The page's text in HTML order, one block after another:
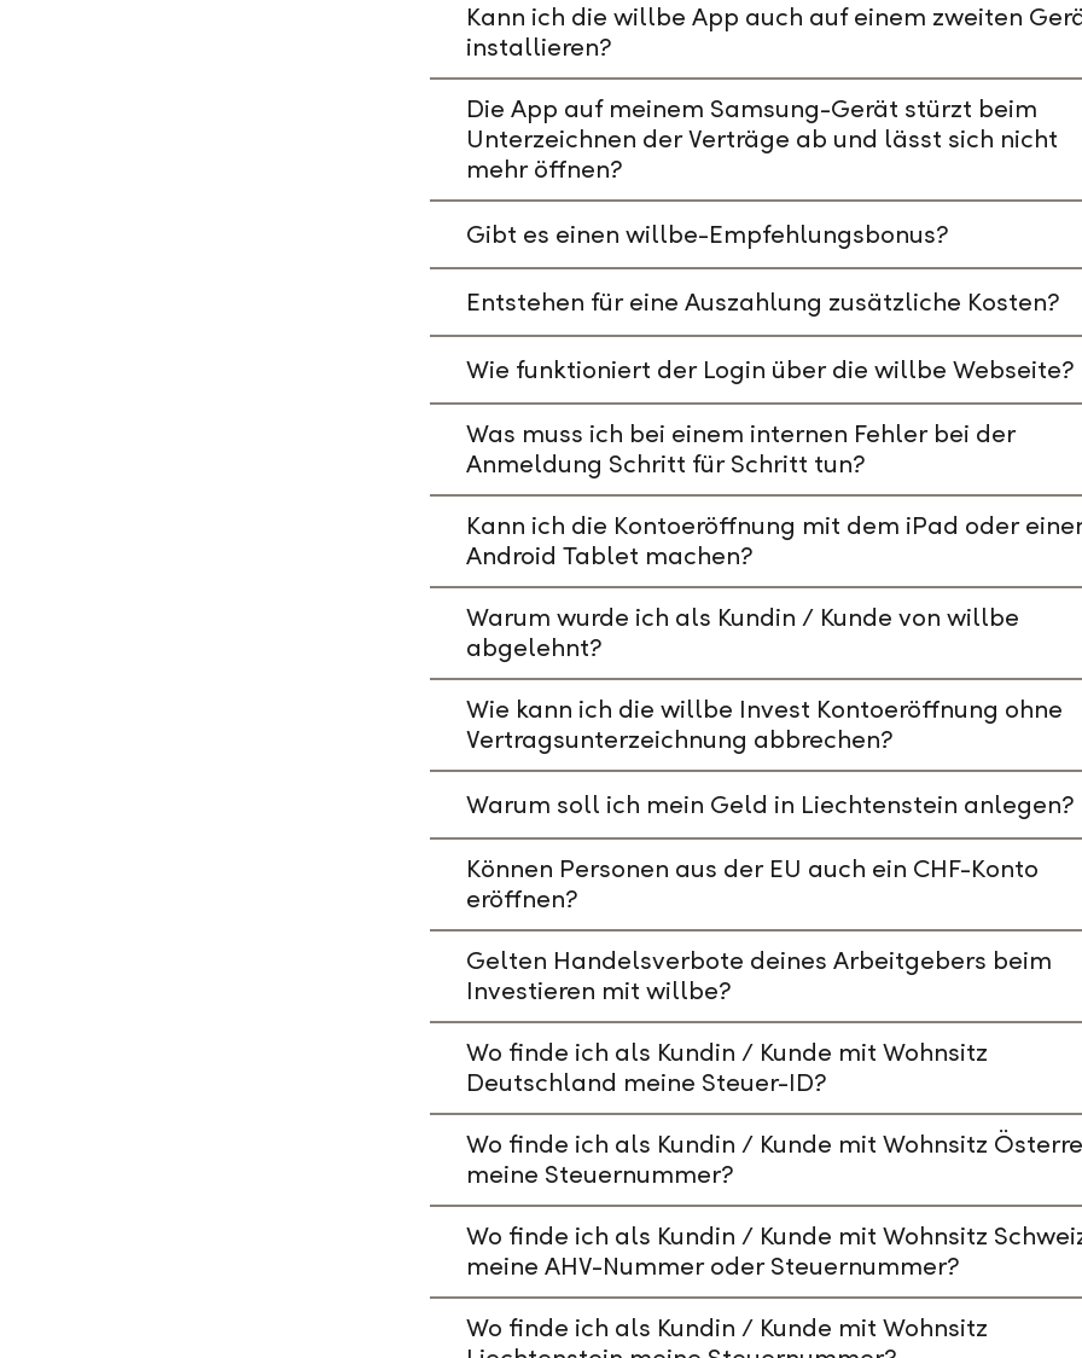
Kann ich die willbe App auch auf einem zweiten
installieren?
Die App auf meinem Samsung-Gerät stürzt beim
Unterzeichnen der Verträge ab und lässt sich nicht
mehr öffnen?
Gibt es einen willbe-Empfehlungsbonus?
Entstehen für eine Auszahlung zusätzliche Kosten?
Wie funktioniert der Login über die willbe Webseite?
Was muss ich bei einem internen Fehler bei der
Anmeldung Schritt für Schritt tun?
Kann ich die Kontoeröffnung mit dem iPad oder
Android Tablet machen?
Warum wurde ich als Kundin / Kunde von willbe
abgelehnt?
Wie kann ich die willbe Invest Kontoeröffnung ohne
Vertragsunterzeichnung abbrechen?
Warum soll ich mein Geld in Liechtenstein anlegen?
Können Personen aus der EU auch ein CHF-Konto
eröffnen?
Gelten Handelsverbote deines Arbeitgebers beim
Investieren mit willbe?
Wo finde ich als Kundin / Kunde mit Wohnsitz
Deutschland meine Steuer-ID?
Wo finde ich als Kundin / Kunde mit Wohnsitz
meine Steuernummer?
Wo finde ich als Kundin / Kunde mit Wohnsitz
meine AHV-Nummer oder Steuernummer?
Wo finde ich als Kundin / Kunde mit Wohnsitz